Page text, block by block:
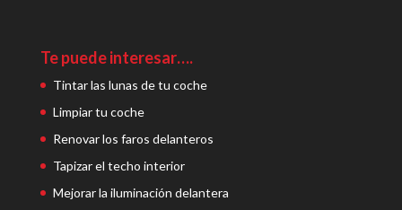
Te puede interesar….
Tintar las lunas de tu coche
Limpiar tu coche
Renovar los faros delanteros
Tapizar el techo interior
Mejorar la iluminación delantera